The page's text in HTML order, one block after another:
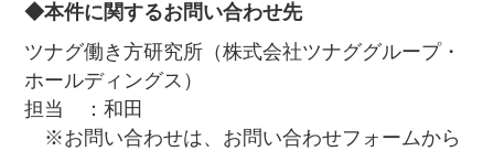
◆本件に関するお問い合わせ先
ツナグ働き方研究所（株式会社ツナググループ・
ホールディングス）
担当 ：和田
※お問い合わせは、お問い合わせフォームから